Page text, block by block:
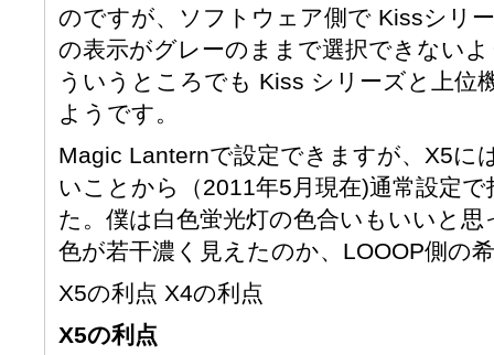
のですが、ソフトウェア側で Kissシリ
の表示がグレーのままで選択できない
ういうところでも Kiss シリーズと上位
ようです。
Magic Lanternで設定できますが、X5に
いことから（2011年5月現在)通常設定
た。僕は白色蛍光灯の色合いもいいと
色が若干濃く見えたのか、LOOOP側の
X5の利点 X4の利点
X5の利点